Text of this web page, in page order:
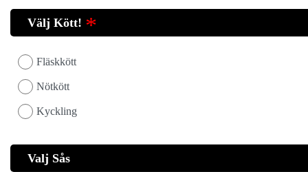
Välj Kött!
Fläskkött
Nötkött
Kyckling
Valj Sås